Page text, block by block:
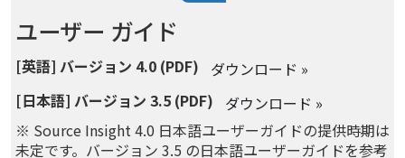
ユーザー ガイド
[英語] バージョン 4.0 (PDF)
ダウンロード »
[日本語] バージョン 3.5 (PDF)
ダウンロード »
※ Source Insight 4.0 日本語ユーザーガイドの提供時期は
未定です。バージョン 3.5 の日本語ユーザーガイドを参考